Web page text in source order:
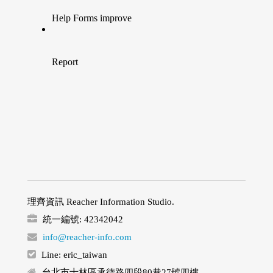
理齊資訊 Reacher Information Studio.
統一編號: 42342042
info@reacher-info.com
Line: eric_taiwan